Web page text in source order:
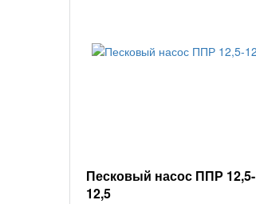
Песковый насос ППР 12,5-
12,5